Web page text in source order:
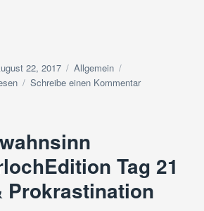
Tag 22 | Mein
22, 2017 Kategorien
Allgemein
Schreibe einen Kommentarzu
Mein
Sommer-
Leseplatz
Tag 21
Prokrastination